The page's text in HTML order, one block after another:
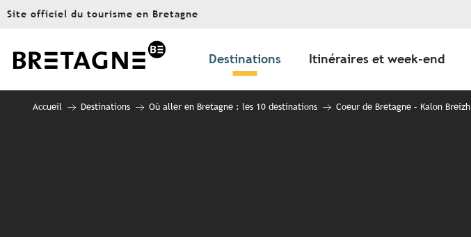
Aller
principal
Site officiel du tourisme en Bretagne
Destinations Itinéraires et week-end
Accueil Destinations Où aller en Bretagne : les 10 destinations Coeur de Bretagne – Kalon Breizh